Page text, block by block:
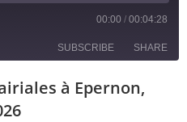
00:00 / 00:04:28
SUBSCRIBE SHARE
à Epernon,